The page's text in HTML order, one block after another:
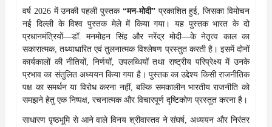
वर्ष 2026 में उनकी पहली पुस्तक “मन-मोदी”प्रकाशित हुई, जिसका विमोचन
नई दिल्ली के विश्व पुस्तक मेले में किया गया। यह पुस्तक भारत के दो
प्रधानमंत्रियों—डॉ. मनमोहन सिंह और नरेंद्र मोदी—के नेतृत्व काल का
सकारात्मक, तथ्याधारित एवं तुलनात्मक विश्लेषण प्रस्तुत करती है। इसमें दोनों
कार्यकालों की नीतियों, निर्णयों, उपलब्धियों तथा राष्ट्रीय परिप्रेक्ष्य में उनके
प्रभाव का संतुलित अध्ययन किया गया है। पुस्तक का उद्देश्य किसी राजनीतिक
पक्ष का समर्थन या विरोध करना नहीं, बल्कि समकालीन भारतीय राजनीति को
समझने हेतु एक निष्पक्ष, रचनात्मक और विचारपूर्ण दृष्टिकोण प्रस्तुत करना है।
साधारण पृष्ठभूमि से आने वाले विनय श्रीवास्तव ने संघर्ष, अध्ययन और निरंतर